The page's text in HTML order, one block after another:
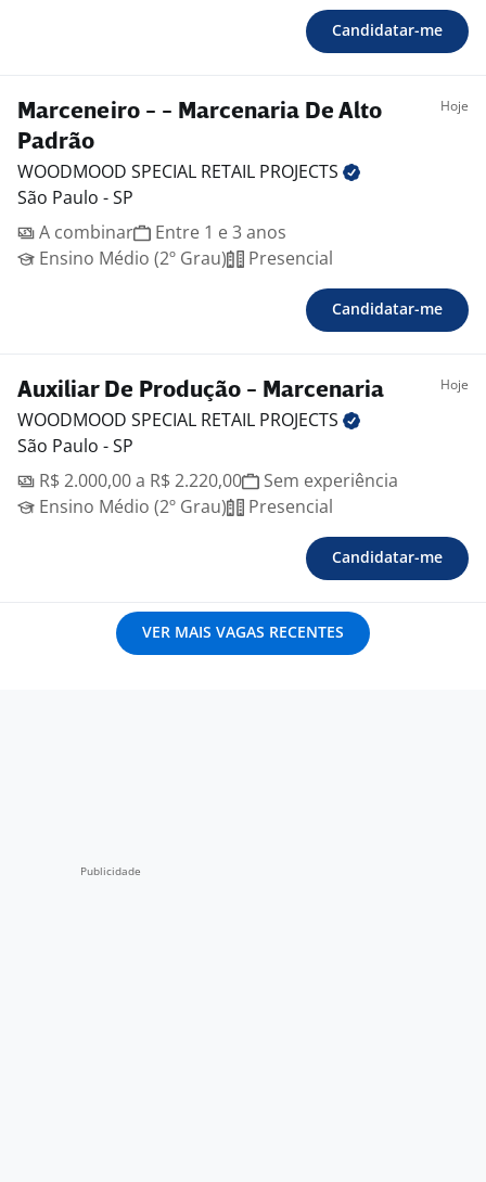
Candidatar-me
Marceneiro - - Marcenaria De Alto
Padrão
Hoje
WOODMOOD SPECIAL RETAIL PROJECTS
São Paulo - SP
A combinar
Entre 1 e 3 anos
Ensino Médio (2º Grau)
Presencial
Candidatar-me
Auxiliar De Produção - Marcenaria Hoje
WOODMOOD SPECIAL RETAIL PROJECTS
São Paulo - SP
R$ 2.000,00 a R$ 2.220,00
Sem experiência
Ensino Médio (2º Grau)
Presencial
Candidatar-me
VER MAIS VAGAS RECENTES